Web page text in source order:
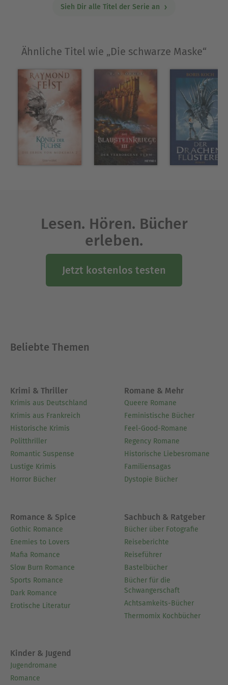
Sieh Dir alle Titel der Serie an
Ähnliche Titel wie „Die schwarze Maske“
Lesen. Hören. Bücher
erleben.
Jetzt kostenlos testen
Beliebte Themen
Krimi & Thriller
Krimis aus Deutschland
Krimis aus Frankreich
Historische Krimis
Politthriller
Romantic Suspense
Lustige Krimis
Horror Bücher
Romane & Mehr
Queere Romane
Feministische Bücher
Feel-Good-Romane
Regency Romane
Historische Liebesromane
Familiensagas
Dystopie Bücher
Romance & Spice
Gothic Romance
Enemies to Lovers
Mafia Romance
Slow Burn Romance
Sports Romance
Dark Romance
Erotische Literatur
Sachbuch & Ratgeber
Bücher über Fotografie
Reiseberichte
Reiseführer
Bastelbücher
Bücher für die
Schwangerschaft
Achtsamkeits-Bücher
Thermomix Kochbücher
Kinder & Jugend
Jugendromane
Romance